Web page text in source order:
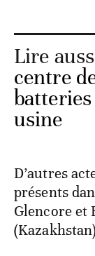
Lire
centre
usine
D’autres
présents
Glencore et